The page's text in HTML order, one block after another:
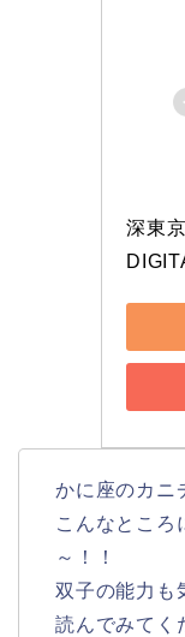
深東
かに座のカニ
こんなところ
～！！
双子の能力も
読んでみて